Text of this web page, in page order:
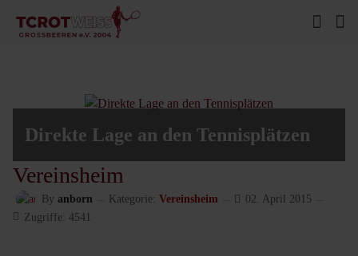
Direkte Lage an den Tennisplätzen
Vereinsheim
By anborn Kategorie: Vereinsheim
02. April 2015
Zugriffe: 4541